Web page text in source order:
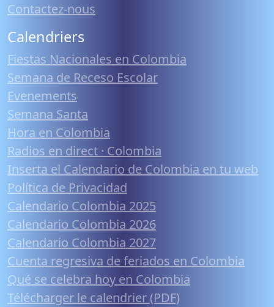
Contactez-nous
Calendriers
Fiestas Nacionales en Colombia
Semana de Receso Escolar
Evenements
Semana Santa
Hora en Colombia
Radios en direct · Colombia
Inserta el Calendario de Colombia en tu web
Política de Privacidad
Calendario Colombia 2025
Calendario Colombia 2026
Calendario Colombia 2027
Cuenta regresiva de feriados en Colombia
Qué se celebra hoy en Colombia
Télécharger le calendrier (PDF)